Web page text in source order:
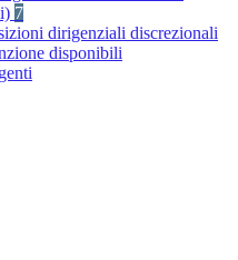
7
dirigenziali discrezionali
disponibili